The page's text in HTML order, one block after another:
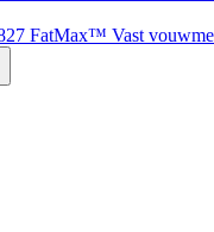
FatMax™ Vast